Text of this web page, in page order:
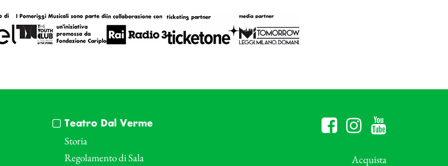
Teatro Dal Verme
Storia
Regolamento di Sala
Acquista